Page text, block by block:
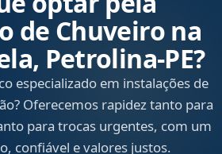
de Chuveiro na
Petrolina‑PE?
especializado em instalações de
Oferecemos rapidez tanto para
para trocas urgentes, com um
confiável e valores justos.